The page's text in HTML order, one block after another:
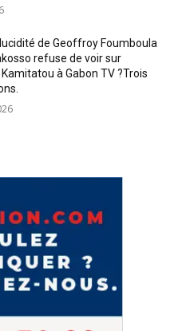
de Geoffroy Foumboula
refuse de voir sur
à Gabon TV ?Trois